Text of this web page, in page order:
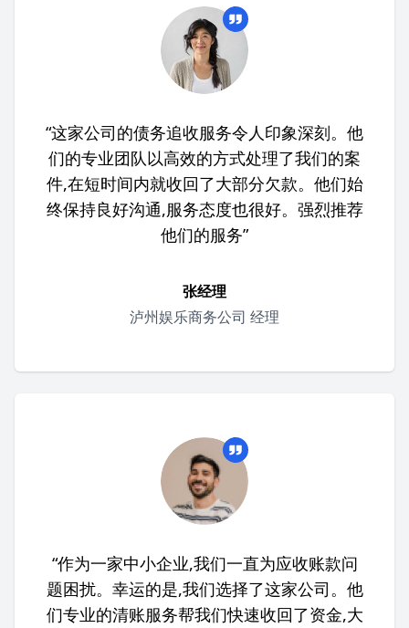
“这家公司的债务追收服务令人印象深刻。他
们的专业团队以高效的方式处理了我们的案
件,在短时间内就收回了大部分欠款。他们始
终保持良好沟通,服务态度也很好。强烈推荐
他们的服务”
张经理
泸州娱乐商务公司 经理
“作为一家中小企业,我们一直为应收账款问
题困扰。幸运的是,我们选择了这家公司。他
们专业的清账服务帮我们快速收回了资金,大